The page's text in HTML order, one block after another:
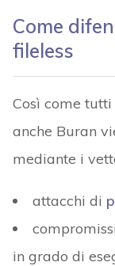
Come
fileless
Così come
anche Buran
mediante i
attacchi di
in grado di